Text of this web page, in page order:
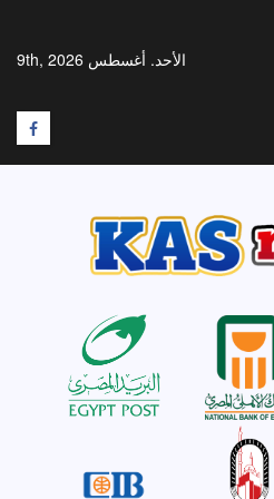
الأحد. أغسطس 9th, 2026
F